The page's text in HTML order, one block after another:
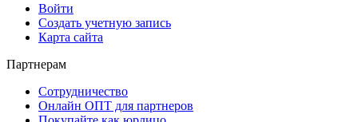
Войти
Создать учетную запись
Карта сайта
Партнерам
Сотрудничество
Онлайн ОПТ для партнеров